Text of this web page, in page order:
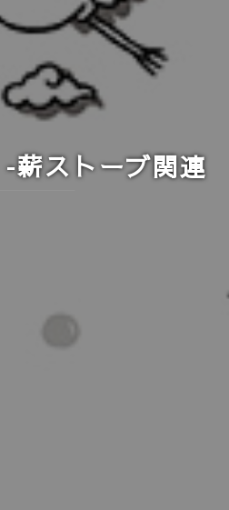
薪ストーブ関連